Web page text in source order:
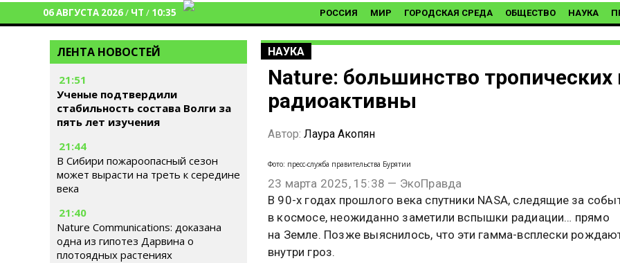
06 АВГУСТА 2026/ ЧТ / 10:35 РОССИЯ МИР ГОРОДСКАЯ СРЕДА ОБЩЕСТВО НАУКА
ЛЕНТА НОВОСТЕЙ
21:51
Ученые подтвердили
стабильность состава Волги за
пять лет изучения
21:44
В Сибири пожароопасный сезон
может вырасти на треть к середине
века
21:40
Nature Communications: доказана
одна из гипотез Дарвина о
плотоядных растениях
НАУКА
Nature: большинство тропических
радиоактивны
Автор: Лаура Акопян
Фото: пресс-служба правительства Бурятии
23 марта 2025, 15:38 — ЭкоПравда
В 90-х годах прошлого века спутники NASA, следящие за
в космосе, неожиданно заметили вспышки радиации… прямо
на Земле. Позже выяснилось, что эти гамма-всплески
внутри гроз.